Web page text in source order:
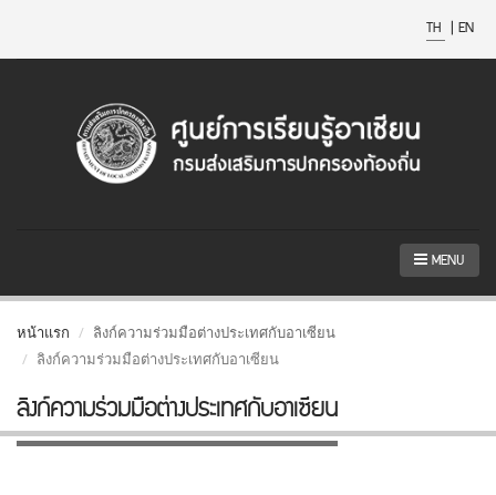
TH | EN
MENU
หน้าแรก
ลิงก์ความร่วมมือต่างประเทศกับอาเซียน
ลิงก์ความร่วมมือต่างประเทศกับอาเซียน
ลิงก์ความร่วมมือต่างประเทศกับอาเซียน